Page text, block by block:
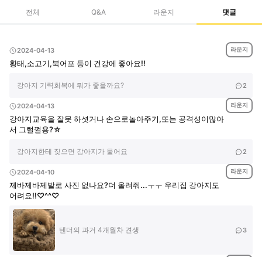
전체 Q&A 라운지 댓글
2024-04-13 라운지
황태,소고기,북어포 등이 건강에 좋아요!!
강아지 기력회복에 뭐가 좋을까요? 2
2024-04-13 라운지
강아지교육을 잘못 하셧거나 손으로놀아주기,또는 공격성이많아
서 그럴껄용?☆
강아지한테 짖으면 강아지가 물어요 2
2024-04-10 라운지
제바제바제발로 사진 없나요?더 올려줘...ㅜㅜ 우리집 강아지도
어려요!!♡^^♡
텐더의 과거 4개월차 견생 3